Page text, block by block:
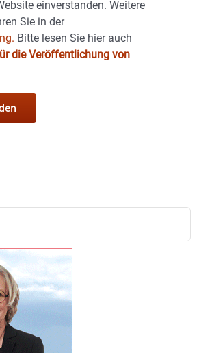
einverstanden. Weitere
Sie in der
Bitte lesen Sie hier auch
die Veröffentlichung von